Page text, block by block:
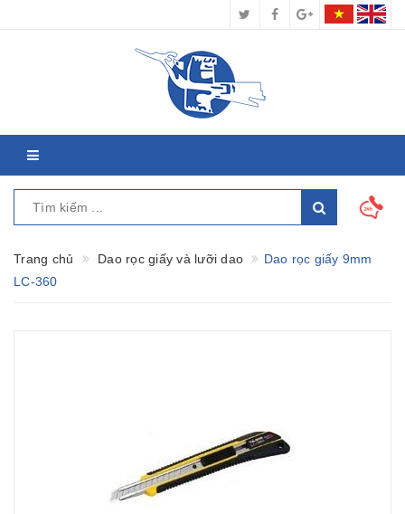
Trang chủ Dao rọc giấy và lưỡi dao
Dao rọc giấy 9mm
LC-360